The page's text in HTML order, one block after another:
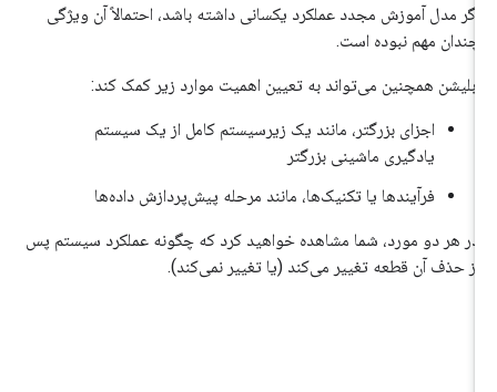
اگر مدل آموزش مجدد عملکرد یکسانی داشته باشد، احتمالاً آن ویژگی
چندان مهم نبوده است.
ابلیشن همچنین می‌تواند به تعیین اهمیت موارد زیر کمک کند:
اجزای بزرگتر، مانند یک زیرسیستم کامل از یک سیستم
یادگیری ماشینی بزرگتر
فرآیندها یا تکنیک‌ها، مانند مرحله پیش‌پردازش داده‌ها
در هر دو مورد، شما مشاهده خواهید کرد که چگونه عملکرد سیستم پس
از حذف آن قطعه تغییر می‌کند (یا تغییر نمی‌کند).